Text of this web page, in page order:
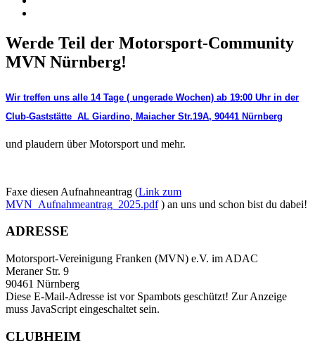
Werde Teil der Motorsport-Community
MVN Nürnberg!
Wir treffen uns alle 14 Tage ( ungerade Wochen) ab 19:00 Uhr in der
Club-Gaststätte AL Giardino, Maiacher Str.19A, 90441 Nürnberg
und plaudern über Motorsport und mehr.
Faxe diesen Aufnahneantrag (Link zum
MVN_Aufnahmeantrag_2025.pdf) an uns und schon bist du dabei!
ADRESSE
Motorsport-Vereinigung Franken (MVN) e.V. im ADAC
Meraner Str. 9
90461 Nürnberg
Diese E-Mail-Adresse ist vor Spambots geschützt! Zur Anzeige
muss JavaScript eingeschaltet sein.
CLUBHEIM